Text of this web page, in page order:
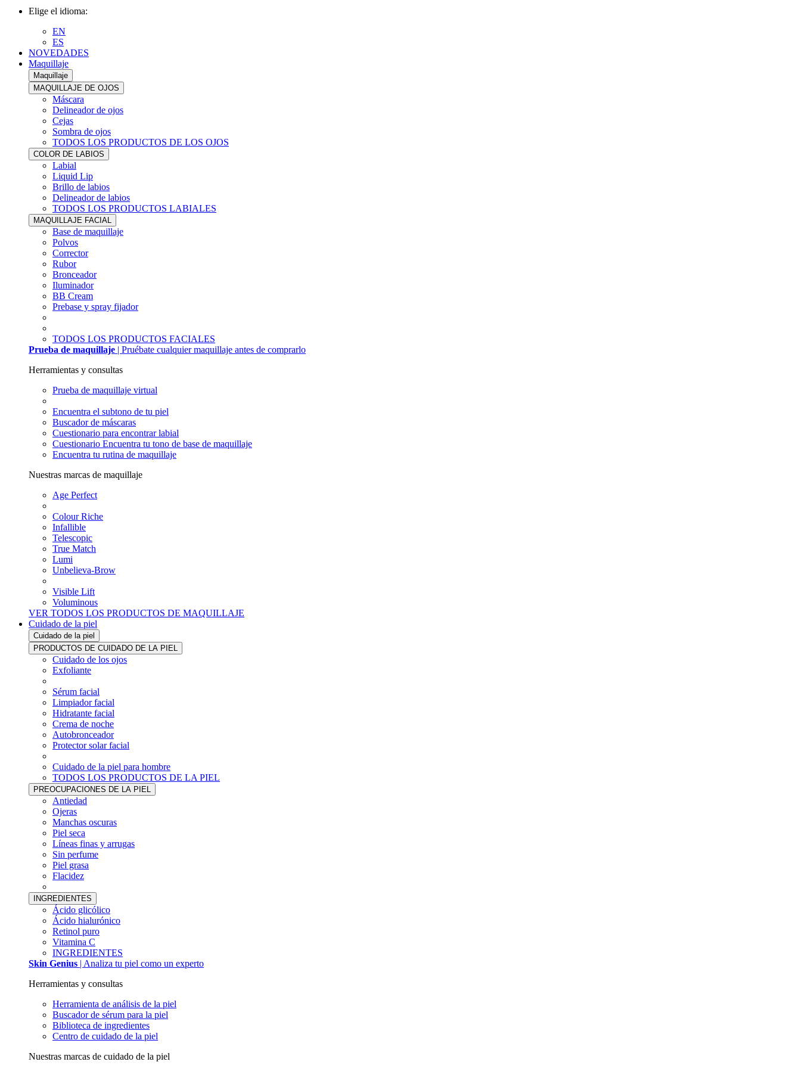
Elige el idioma:
EN
ES
NOVEDADES
Maquillaje
Maquillaje
MAQUILLAJE DE OJOS
Máscara
Delineador de ojos
Cejas
Sombra de ojos
TODOS LOS PRODUCTOS DE LOS OJOS
COLOR DE LABIOS
Labial
Liquid Lip
Brillo de labios
Delineador de labios
TODOS LOS PRODUCTOS LABIALES
MAQUILLAJE FACIAL
Base de maquillaje
Polvos
Corrector
Rubor
Bronceador
Iluminador
BB Cream
Prebase y spray fijador
TODOS LOS PRODUCTOS FACIALES
Prueba de maquillaje | Pruébate cualquier maquillaje antes de comprarlo
Herramientas y consultas
Prueba de maquillaje virtual
Encuentra el subtono de tu piel
Buscador de máscaras
Cuestionario para encontrar labial
Cuestionario Encuentra tu tono de base de maquillaje
Encuentra tu rutina de maquillaje
Nuestras marcas de maquillaje
Age Perfect
Colour Riche
Infallible
Telescopic
True Match
Lumi
Unbelieva-Brow
Visible Lift
Voluminous
VER TODOS LOS PRODUCTOS DE MAQUILLAJE
Cuidado de la piel
Cuidado de la piel
PRODUCTOS DE CUIDADO DE LA PIEL
Cuidado de los ojos
Exfoliante
Sérum facial
Limpiador facial
Hidratante facial
Crema de noche
Autobronceador
Protector solar facial
Cuidado de la piel para hombre
TODOS LOS PRODUCTOS DE LA PIEL
PREOCUPACIONES DE LA PIEL
Antiedad
Ojeras
Manchas oscuras
Piel seca
Líneas finas y arrugas
Sin perfume
Piel grasa
Flacidez
INGREDIENTES
Ácido glicólico
Ácido hialurónico
Retinol puro
Vitamina C
INGREDIENTES
Skin Genius | Analiza tu piel como un experto
Herramientas y consultas
Herramienta de análisis de la piel
Buscador de sérum para la piel
Biblioteca de ingredientes
Centro de cuidado de la piel
Nuestras marcas de cuidado de la piel